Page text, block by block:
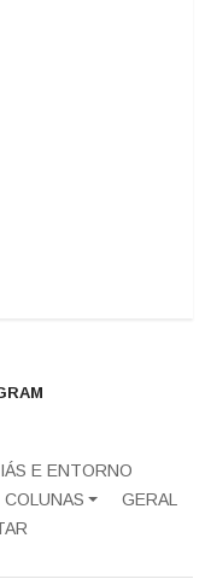
E ENTORNO
COLUNAS
GERAL